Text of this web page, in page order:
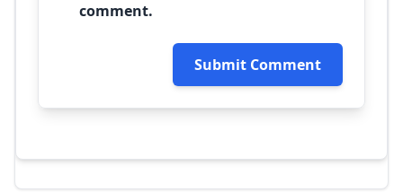
comment.
Submit Comment